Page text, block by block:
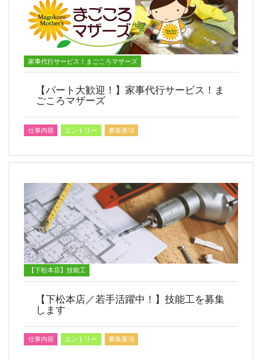
家事代行サービス！まごころマザーズ
【パート大歓迎！】家事代行サービス！ま
ごころマザーズ
仕事内容 エントリー 募集要項
【下松本店】技能工
【下松本店／若手活躍中！】技能工を募集
します
仕事内容 エントリー 募集要項